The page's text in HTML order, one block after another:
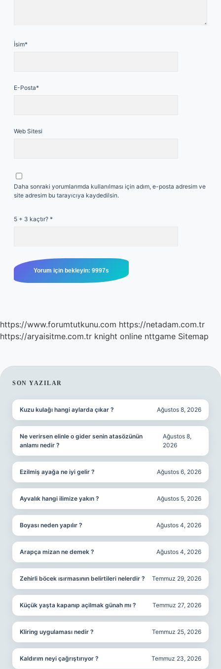
İsim*
E-Posta*
Web Sitesi
Daha sonraki yorumlarımda kullanılması için adım, e-posta adresim ve
site adresim bu tarayıcıya kaydedilsin.
5 + 3 kaçtır? *
https://www.forumtutkunu.com https://netadam.com.tr
https://aryaisitme.com.tr knight online nttgame Sitemap
SIDEBAR
SON YAZILAR
Kuzu kulağı hangi aylarda çıkar ? Ağustos 8, 2026
Ne verirsen elinle o gider senin atasözünün
anlamı nedir ?
Ağustos 8,
2026
Ezilmiş ayağa ne iyi gelir ? Ağustos 6, 2026
Ayvalık hangi ilimize yakın ? Ağustos 5, 2026
Boyası neden yapılır ? Ağustos 4, 2026
Arapça mizan ne demek ? Ağustos 4, 2026
Zehirli böcek ısırmasının belirtileri nelerdir ? Temmuz 29, 2026
Küçük yaşta kapanıp açilmak günah mı ? Temmuz 27, 2026
Kliring uygulaması nedir ? Temmuz 25, 2026
Kaldırım neyi çağrıştırıyor ? Temmuz 23, 2026